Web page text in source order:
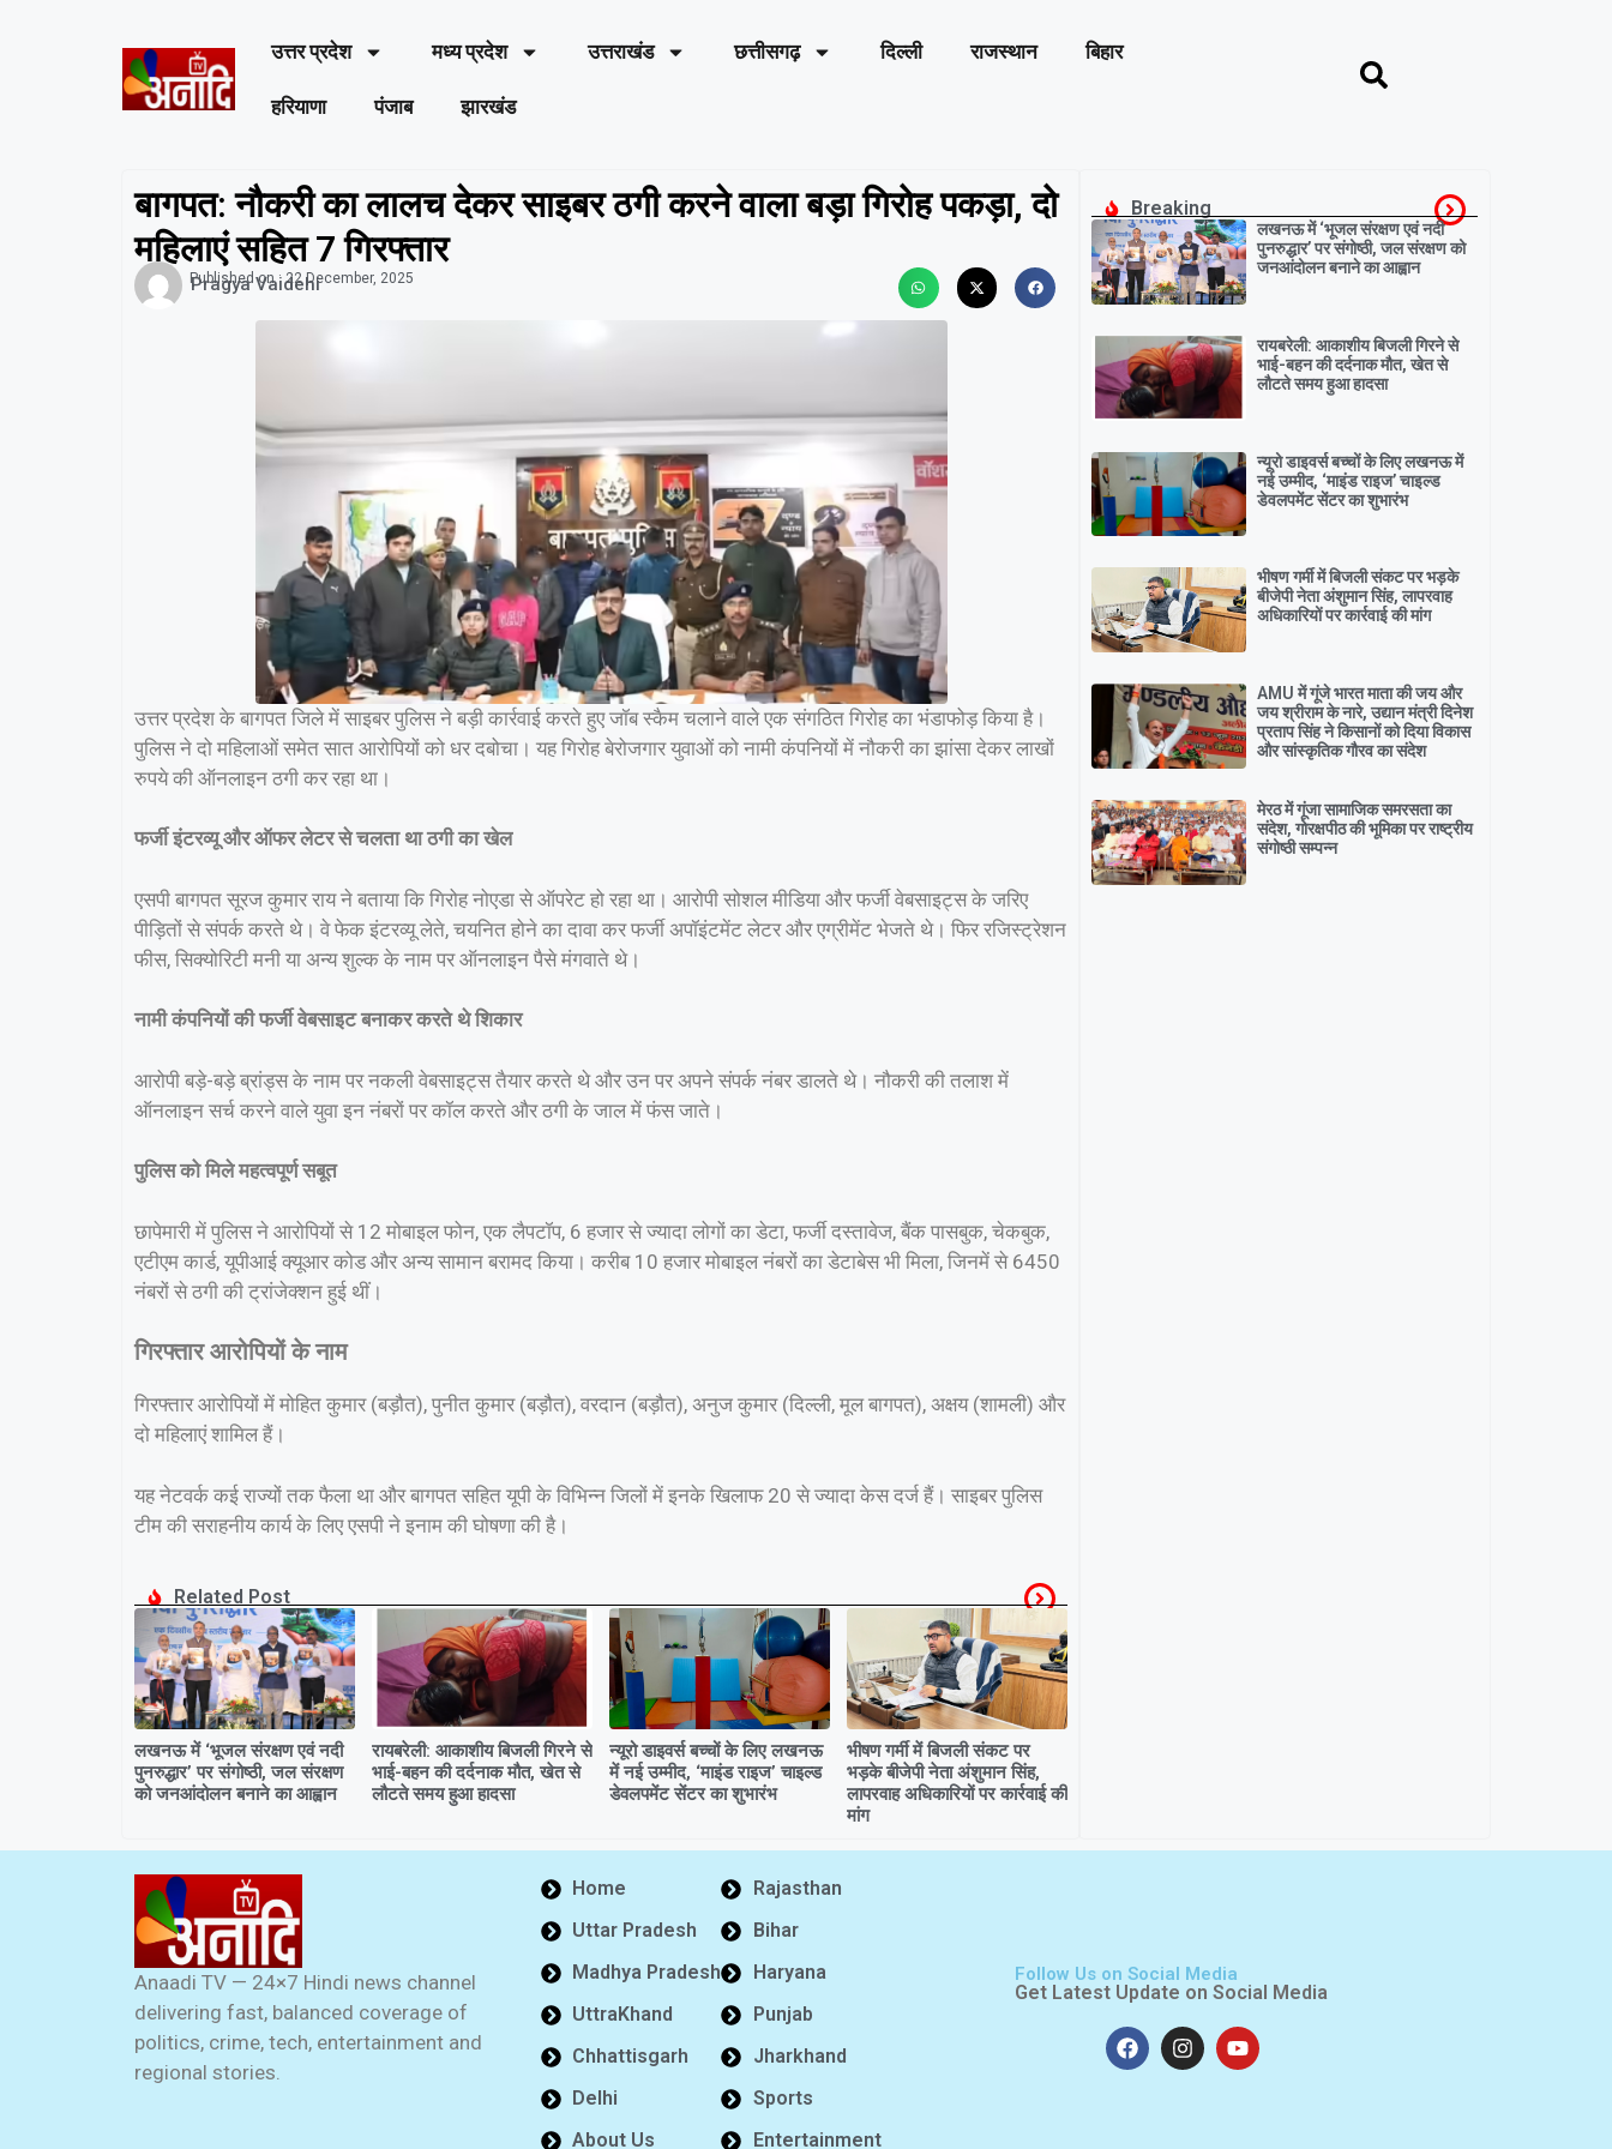
उत्तर प्रदेश मध्य प्रदेश उत्तराखंड छत्तीसगढ़ दिल्ली राजस्थान बिहार
हरियाणा पंजाब झारखंड
बागपत: नौकरी का लालच देकर साइबर ठगी करने वाला बड़ा गिरोह पकड़ा, दो
महिलाएं सहित 7 गिरफ्तार
Pragya Vaidehi
Published on : 22 December, 2025
उत्तर प्रदेश के बागपत जिले में साइबर पुलिस ने बड़ी कार्रवाई करते हुए जॉब स्कैम चलाने वाले एक संगठित गिरोह का भंडाफोड़ किया है।
पुलिस ने दो महिलाओं समेत सात आरोपियों को धर दबोचा। यह गिरोह बेरोजगार युवाओं को नामी कंपनियों में नौकरी का झांसा देकर लाखों
रुपये की ऑनलाइन ठगी कर रहा था।
फर्जी इंटरव्यू और ऑफर लेटर से चलता था ठगी का खेल
एसपी बागपत सूरज कुमार राय ने बताया कि गिरोह नोएडा से ऑपरेट हो रहा था। आरोपी सोशल मीडिया और फर्जी वेबसाइट्स के जरिए
पीड़ितों से संपर्क करते थे। वे फेक इंटरव्यू लेते, चयनित होने का दावा कर फर्जी अपॉइंटमेंट लेटर और एग्रीमेंट भेजते थे। फिर रजिस्ट्रेशन
फीस, सिक्योरिटी मनी या अन्य शुल्क के नाम पर ऑनलाइन पैसे मंगवाते थे।
नामी कंपनियों की फर्जी वेबसाइट बनाकर करते थे शिकार
आरोपी बड़े-बड़े ब्रांड्स के नाम पर नकली वेबसाइट्स तैयार करते थे और उन पर अपने संपर्क नंबर डालते थे। नौकरी की तलाश में
ऑनलाइन सर्च करने वाले युवा इन नंबरों पर कॉल करते और ठगी के जाल में फंस जाते।
पुलिस को मिले महत्वपूर्ण सबूत
छापेमारी में पुलिस ने आरोपियों से 12 मोबाइल फोन, एक लैपटॉप, 6 हजार से ज्यादा लोगों का डेटा, फर्जी दस्तावेज, बैंक पासबुक, चेकबुक,
एटीएम कार्ड, यूपीआई क्यूआर कोड और अन्य सामान बरामद किया। करीब 10 हजार मोबाइल नंबरों का डेटाबेस भी मिला, जिनमें से 6450
नंबरों से ठगी की ट्रांजेक्शन हुई थीं।
गिरफ्तार आरोपियों के नाम
गिरफ्तार आरोपियों में मोहित कुमार (बड़ौत), पुनीत कुमार (बड़ौत), वरदान (बड़ौत), अनुज कुमार (दिल्ली, मूल बागपत), अक्षय (शामली) और
दो महिलाएं शामिल हैं।
यह नेटवर्क कई राज्यों तक फैला था और बागपत सहित यूपी के विभिन्न जिलों में इनके खिलाफ 20 से ज्यादा केस दर्ज हैं। साइबर पुलिस
टीम की सराहनीय कार्य के लिए एसपी ने इनाम की घोषणा की है।
Related Post
लखनऊ में ‘भूजल संरक्षण एवं नदी
पुनरुद्धार’ पर संगोष्ठी, जल संरक्षण
को जनआंदोलन बनाने का आह्वान
रायबरेली: आकाशीय बिजली गिरने से
भाई-बहन की दर्दनाक मौत, खेत से
लौटते समय हुआ हादसा
न्यूरो डाइवर्स बच्चों के लिए लखनऊ
में नई उम्मीद, ‘माइंड राइज’ चाइल्ड
डेवलपमेंट सेंटर का शुभारंभ
भीषण गर्मी में बिजली संकट पर
भड़के बीजेपी नेता अंशुमान सिंह,
लापरवाह अधिकारियों पर कार्रवाई की
मांग
Breaking
लखनऊ में ‘भूजल संरक्षण एवं नदी
पुनरुद्धार’ पर संगोष्ठी, जल संरक्षण को
जनआंदोलन बनाने का आह्वान
रायबरेली: आकाशीय बिजली गिरने से
भाई-बहन की दर्दनाक मौत, खेत से
लौटते समय हुआ हादसा
न्यूरो डाइवर्स बच्चों के लिए लखनऊ में
नई उम्मीद, ‘माइंड राइज’ चाइल्ड
डेवलपमेंट सेंटर का शुभारंभ
भीषण गर्मी में बिजली संकट पर भड़के
बीजेपी नेता अंशुमान सिंह, लापरवाह
अधिकारियों पर कार्रवाई की मांग
AMU में गूंजे भारत माता की जय और
जय श्रीराम के नारे, उद्यान मंत्री दिनेश
प्रताप सिंह ने किसानों को दिया विकास
और सांस्कृतिक गौरव का संदेश
मेरठ में गूंजा सामाजिक समरसता का
संदेश, गोरक्षपीठ की भूमिका पर राष्ट्रीय
संगोष्ठी सम्पन्न
Anaadi TV — 24×7 Hindi news channel
delivering fast, balanced coverage of
politics, crime, tech, entertainment and
regional stories.
Home
Uttar Pradesh
Madhya Pradesh
UttraKhand
Chhattisgarh
Delhi
About Us
Rajasthan
Bihar
Haryana
Punjab
Jharkhand
Sports
Entertainment
Follow Us on Social Media
Get Latest Update on Social Media